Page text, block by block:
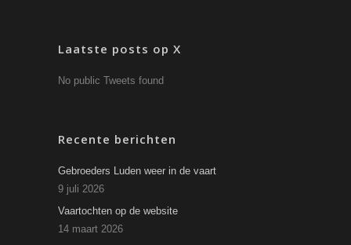
Laatste posts op X
No public Tweets found
Recente berichten
Gebroeders Luden weer in de vaart
9 juli 2026
Vaartochten op de website
14 maart 2026